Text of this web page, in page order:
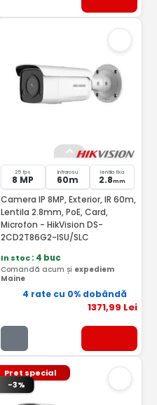
25 fps
8 MP
Infrarosu
60m
lentila fixa
2.8mm
Camera IP 8MP, Exterior, IR 60m,
Lentila 2.8mm, PoE, Card,
Microfon - HikVision DS-
2CD2T86G2-ISU/SLC
In stoc: 4 buc
Comandă acum și expediem
Maine
4 rate cu 0% dobândă
1371,99 Lei
Pret special
-3%